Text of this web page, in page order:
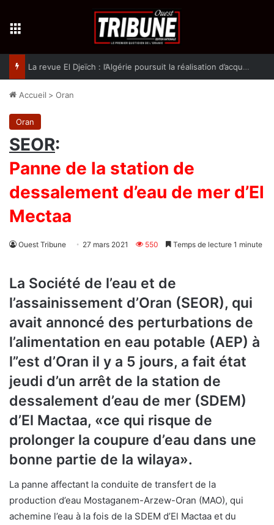
La revue El Djeïch : l’Algérie poursuit la réalisation d’acquis qualitatifs et historiques dans un climat de sécurité et de stabilité
Accueil > Oran
Oran
SEOR:
Panne de la station de
dessalement d’eau de mer d’El
Mectaa
Ouest Tribune 27 mars 2021 550 Temps de lecture 1 minute
La Société de l’eau et de
l’assainissement d’Oran (SEOR), qui
avait annoncé des perturbations de
l’alimentation en eau potable (AEP) à
l”est d’Oran il y a 5 jours, a fait état
jeudi d’un arrêt de la station de
dessalement d’eau de mer (SDEM)
d’El Mactaa, «ce qui risque de
prolonger la coupure d’eau dans une
bonne partie de la wilaya».
La panne affectant la conduite de transfert de la
production d’eau Mostaganem-Arzew-Oran (MAO), qui
achemine l’eau à la fois de la SDEM d’El Mactaa et du